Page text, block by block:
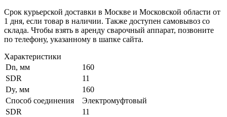
Срок курьерской доставки в Москве и Московской области от
1 дня, если товар в наличии. Также доступен самовывоз со
склада. Чтобы взять в аренду сварочный аппарат, позвоните
по телефону, указанному в шапке сайта.
Характеристики
Dn, мм
160
SDR
11
Dy, мм
160
Способ соединения
Электромуфтовый
SDR
11